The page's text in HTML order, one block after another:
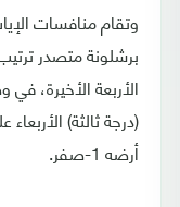
وتقام منافسات
برشلونة متصدر
الأربعة الأخيرة،
(درجة ثالثة)
أرضه 1-صفر.